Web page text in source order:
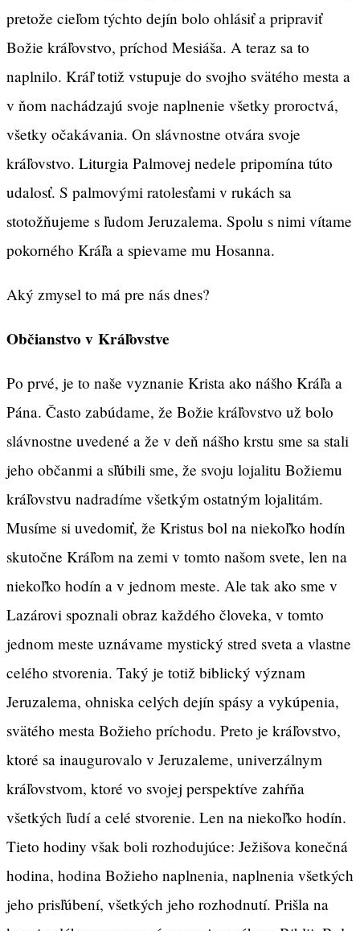
pretože cieľom týchto dejín bolo ohlásiť a pripraviť
Božie kráľovstvo, príchod Mesiáša. A teraz sa to
naplnilo. Kráľ totiž vstupuje do svojho svätého mesta a
v ňom nachádzajú svoje naplnenie všetky proroctvá,
všetky očakávania. On slávnostne otvára svoje
kráľovstvo. Liturgia Palmovej nedele pripomína túto
udalosť. S palmovými ratolesťami v rukách sa
stotožňujeme s ľudom Jeruzalema. Spolu s nimi vítame
pokorného Kráľa a spievame mu Hosanna.
Aký zmysel to má pre nás dnes?
Občianstvo v Kráľovstve
Po prvé, je to naše vyznanie Krista ako nášho Kráľa a
Pána. Často zabúdame, že Božie kráľovstvo už bolo
slávnostne uvedené a že v deň nášho krstu sme sa stali
jeho občanmi a sľúbili sme, že svoju lojalitu Božiemu
kráľovstvu nadradíme všetkým ostatným lojalitám.
Musíme si uvedomiť, že Kristus bol na niekoľko hodín
skutočne Kráľom na zemi v tomto našom svete, len na
niekoľko hodín a v jednom meste. Ale tak ako sme v
Lazárovi spoznali obraz každého človeka, v tomto
jednom meste uznávame mystický stred sveta a vlastne
celého stvorenia. Taký je totiž biblický význam
Jeruzalema, ohniska celých dejín spásy a vykúpenia,
svätého mesta Božieho príchodu. Preto je kráľovstvo,
ktoré sa inaugurovalo v Jeruzaleme, univerzálnym
kráľovstvom, ktoré vo svojej perspektíve zahŕňa
všetkých ľudí a celé stvorenie. Len na niekoľko hodín.
Tieto hodiny však boli rozhodujúce: Ježišova konečná
hodina, hodina Božieho naplnenia, naplnenia všetkých
jeho prisľúbení, všetkých jeho rozhodnutí. Prišla na